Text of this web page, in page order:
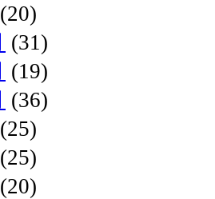
(20)
(31)
(19)
(36)
(25)
(25)
(20)